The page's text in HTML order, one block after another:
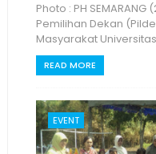
Photo : PH
Pemilihan Dekan
Masyarakat
READ MORE
EVENT